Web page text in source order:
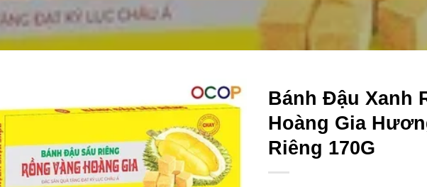
Bánh Đậu Xanh
Hoàng Gia
Riêng 170G